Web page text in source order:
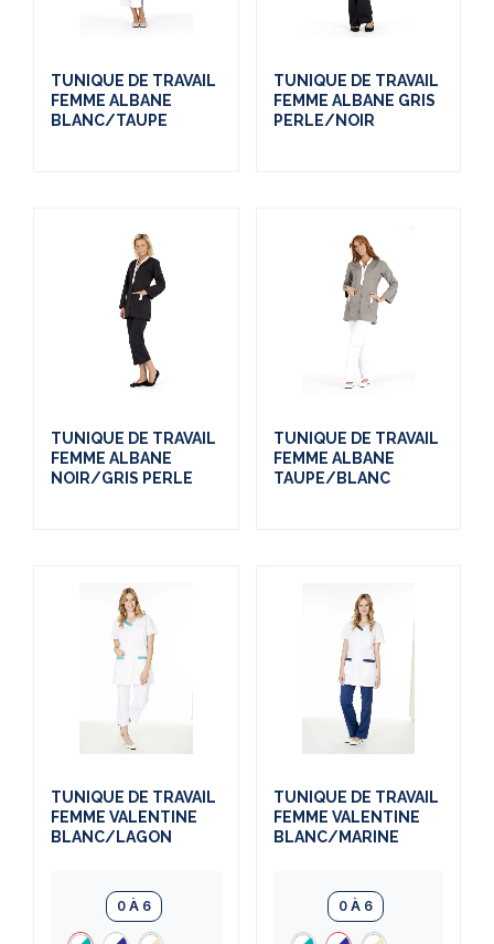
TUNIQUE DE TRAVAIL
FEMME ALBANE
BLANC/TAUPE
TUNIQUE DE TRAVAIL
FEMME ALBANE GRIS
PERLE/NOIR
TUNIQUE DE TRAVAIL
FEMME ALBANE
NOIR/GRIS PERLE
TUNIQUE DE TRAVAIL
FEMME ALBANE
TAUPE/BLANC
TUNIQUE DE TRAVAIL
FEMME VALENTINE
BLANC/LAGON
0 À 6
TUNIQUE DE TRAVAIL
FEMME VALENTINE
BLANC/MARINE
0 À 6